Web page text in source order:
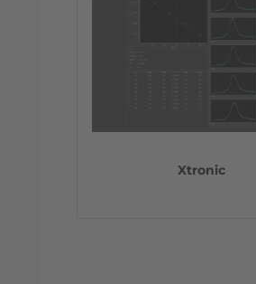
Xtronic